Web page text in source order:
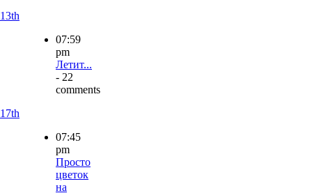
13th
07:59
pm
Летит...
- 22
comments
17th
07:45
pm
Просто
цветок
на